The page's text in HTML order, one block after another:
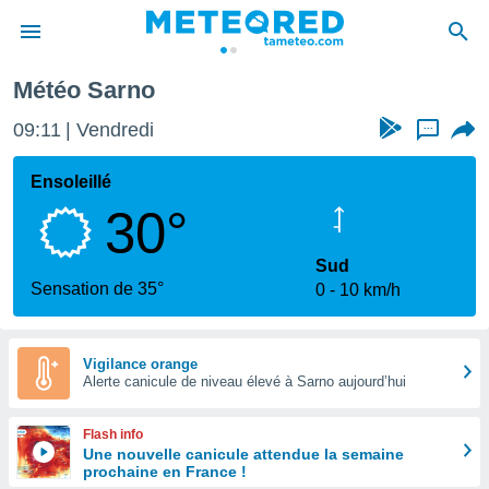
de
Météo Sarno
09:11 Vendredi ...
Ensoleillé
30°
Sensation de 35°
Sud
0
10 km/h
Vigilance orange
Alerte canicule de niveau élevé à Sarno aujourd’hui
Flash info
Une nouvelle canicule attendue la semaine
prochaine en France !